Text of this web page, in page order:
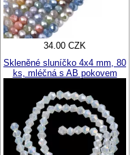
34.00 CZK
Skleněné sluníčko 4x4 mm, 80
ks, mléčná s AB pokovem